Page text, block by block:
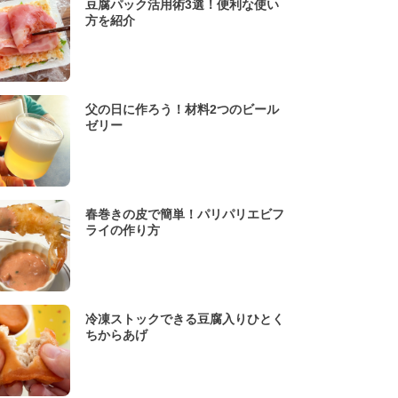
豆腐パック活用術3選！便利な使い
方を紹介
父の日に作ろう！材料2つのビール
ゼリー
春巻きの皮で簡単！パリパリエビフ
ライの作り方
冷凍ストックできる豆腐入りひとく
ちからあげ